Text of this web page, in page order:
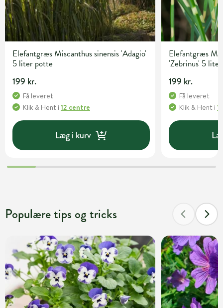
Elefantgræs Miscanthus sinensis 'Adagio'
5 liter potte
199 kr.
Få leveret
Klik & Hent i 12 centre
Læg i kurv
Elefantgræs
'Zebrinus' 5
199 kr.
Få leveret
Klik & Hent i
Populære tips og tricks